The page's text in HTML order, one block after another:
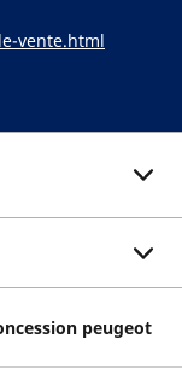
vente.html
peugeot